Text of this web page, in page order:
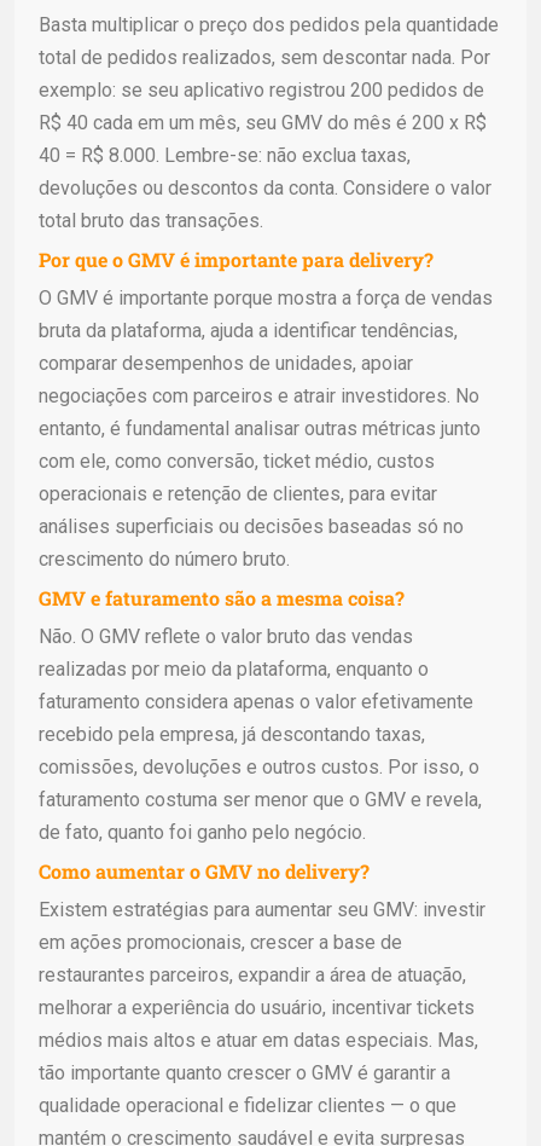
Basta multiplicar o preço dos pedidos pela quantidade
total de pedidos realizados, sem descontar nada. Por
exemplo: se seu aplicativo registrou 200 pedidos de
R$ 40 cada em um mês, seu GMV do mês é 200 x R$
40 = R$ 8.000. Lembre-se: não exclua taxas,
devoluções ou descontos da conta. Considere o valor
total bruto das transações.
Por que o GMV é importante para delivery?
O GMV é importante porque mostra a força de vendas
bruta da plataforma, ajuda a identificar tendências,
comparar desempenhos de unidades, apoiar
negociações com parceiros e atrair investidores. No
entanto, é fundamental analisar outras métricas junto
com ele, como conversão, ticket médio, custos
operacionais e retenção de clientes, para evitar
análises superficiais ou decisões baseadas só no
crescimento do número bruto.
GMV e faturamento são a mesma coisa?
Não. O GMV reflete o valor bruto das vendas
realizadas por meio da plataforma, enquanto o
faturamento considera apenas o valor efetivamente
recebido pela empresa, já descontando taxas,
comissões, devoluções e outros custos. Por isso, o
faturamento costuma ser menor que o GMV e revela,
de fato, quanto foi ganho pelo negócio.
Como aumentar o GMV no delivery?
Existem estratégias para aumentar seu GMV: investir
em ações promocionais, crescer a base de
restaurantes parceiros, expandir a área de atuação,
melhorar a experiência do usuário, incentivar tickets
médios mais altos e atuar em datas especiais. Mas,
tão importante quanto crescer o GMV é garantir a
qualidade operacional e fidelizar clientes — o que
mantém o crescimento saudável e evita surpresas